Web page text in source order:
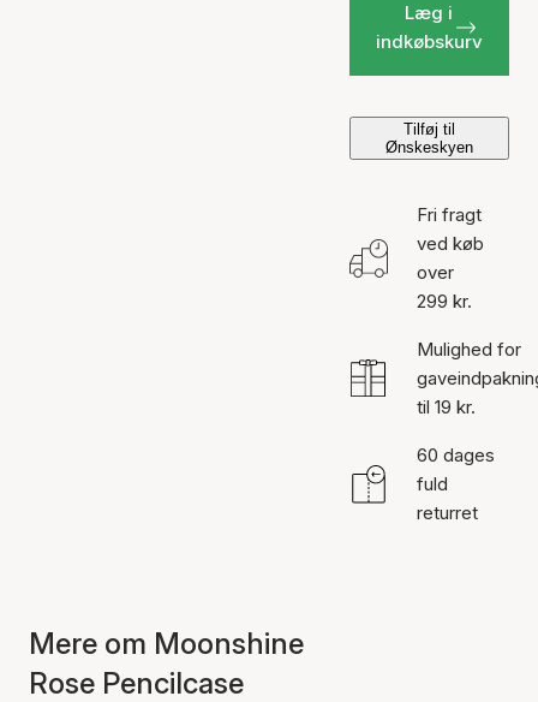
Læg i
indkøbskurv
Tilføj til
Ønskeskyen
Fri fragt
ved køb
over
299 kr.
Mulighed for
til 19 kr.
60 dages
fuld
returret
Mere om Moonshine
Rose Pencilcase